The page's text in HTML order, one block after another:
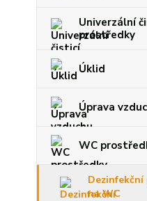
Univerzální
prostředky
Úklid
Úprava
WC
na WC